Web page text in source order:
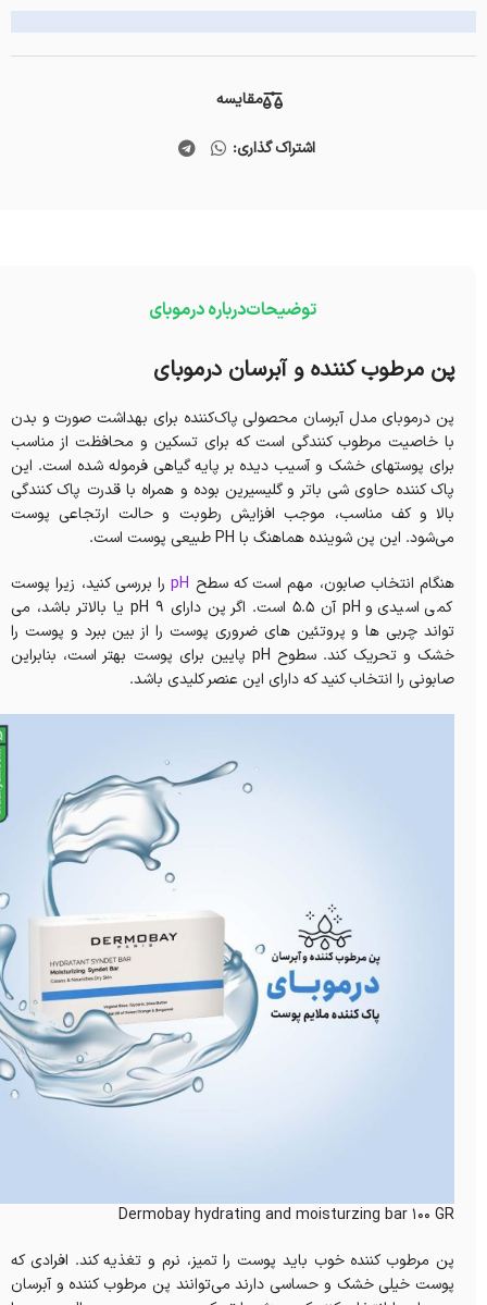
مقایسه
اشتراک گذاری:
توضیحاتدرباره درموبای
پن مرطوب کننده و آبرسان درموبای
پن‌ درموبای مدل آبرسان محصولی پاک‌کننده برای بهداشت صورت و بدن
با خاصیت مرطوب کنندگی است که برای تسکین و محافظت از مناسب
برای پوستهای خشک و آسیب دیده بر پایه گیاهی فرموله شده است. این
پاک کننده حاوی شی باتر و گلیسیرین بوده و همراه با قدرت پاک کنندگی
بالا و کف مناسب، موجب افزایش رطوبت و حالت ارتجاعی پوست
می‌شود. این پن شوینده هماهنگ با PH طبیعی پوست است.
هنگام انتخاب صابون، مهم است که سطح pHرا بررسی کنید، زیرا پوست
کمی اسیدی و pH آن 5.5 است. اگر پن دارای pH 9 یا بالاتر باشد، می
تواند چربی ها و پروتئین های ضروری پوست را از بین ببرد و پوست را
خشک و تحریک کند. سطوح pH پایین برای پوست بهتر است، بنابراین
صابونی را انتخاب کنید که دارای این عنصر کلیدی باشد.
Dermobay hydrating and moisturzing bar 100 GR
پن مرطوب کننده خوب باید پوست را تمیز، نرم و تغذیه کند. افرادی که
پوست خیلی خشک و حساسی دارند می‌توانند پن مرطوب کننده و آبرسان